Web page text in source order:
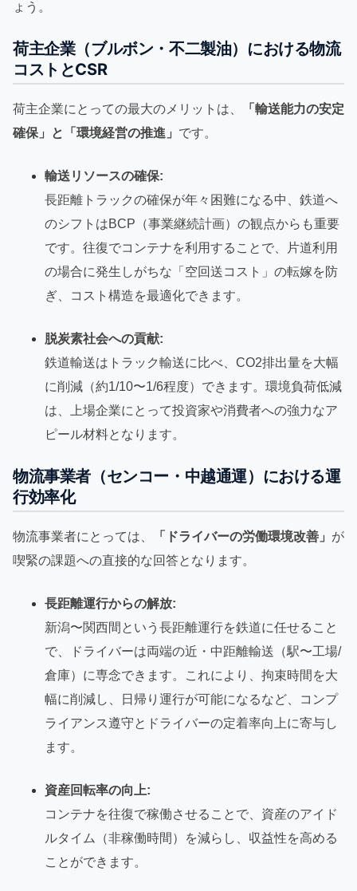
ょう。
荷主企業（ブルボン・不二製油）における物流
コストとCSR
荷主企業にとっての最大のメリットは、
「輸送能力の安定
確保」と「環境経営の推進」 です。
輸送リソースの確保:
長距離トラックの確保が年々困難になる中、鉄道へ
のシフトはBCP（事業継続計画）の観点からも重要
です。往復でコンテナを利用することで、片道利用
の場合に発生しがちな「空回送コスト」の転嫁を防
ぎ、コスト構造を最適化できます。
脱炭素社会への貢献:
鉄道輸送はトラック輸送に比べ、CO2排出量を大幅
に削減（約1/10〜1/6程度）できます。環境負荷低減
は、上場企業にとって投資家や消費者への強力なア
ピール材料となります。
物流事業者（センコー・中越通運）における運
行効率化
物流事業者にとっては、 「ドライバーの労働環境改善」 が
喫緊の課題への直接的な回答となります。
長距離運行からの解放:
新潟〜関西間という長距離運行を鉄道に任せること
で、ドライバーは両端の近・中距離輸送（駅〜工場/
倉庫）に専念できます。これにより、拘束時間を大
幅に削減し、日帰り運行が可能になるなど、コンプ
ライアンス遵守とドライバーの定着率向上に寄与し
ます。
資産回転率の向上:
コンテナを往復で稼働させることで、資産のアイド
ルタイム（非稼働時間）を減らし、収益性を高める
ことができます。